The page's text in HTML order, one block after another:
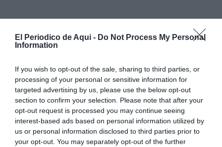
El Periodico de Aqui - Do Not Process My Personal
Information
If you wish to opt-out of the sale, sharing to third parties, or
processing of your personal or sensitive information for
targeted advertising by us, please use the below opt-out
section to confirm your selection. Please note that after your
opt-out request is processed you may continue seeing
interest-based ads based on personal information utilized by
us or personal information disclosed to third parties prior to
your opt-out. You may separately opt-out of the further
Ahora, los siete magistrados del alto tribunal deberán
deliberar y redactar una sentencia para la que
existe un plazo concreto
, aunque distintas fuentes
apuntan a que podría conocerse en aproximadamente
un mes o mes y medio.
Uno de los principales puntos que deberá aclarar la
resolución judicial será si existió realmente una
organización criminal para favorecer adjudicaciones